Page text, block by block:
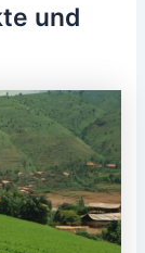
und